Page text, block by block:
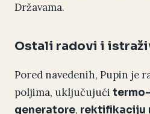
Državama.
Ostali radovi i
Pored navedenih, Pupin je
poljima, uključujući
generatore, rektifikaciju